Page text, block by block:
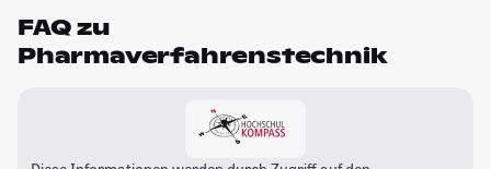
FAQ zu
Pharmaverfahrenstechnik